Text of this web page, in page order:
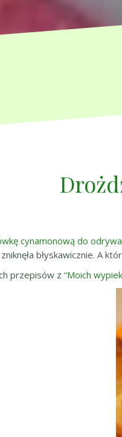
cynamonową do
błyskawicznie. A
przepisów z “Moich